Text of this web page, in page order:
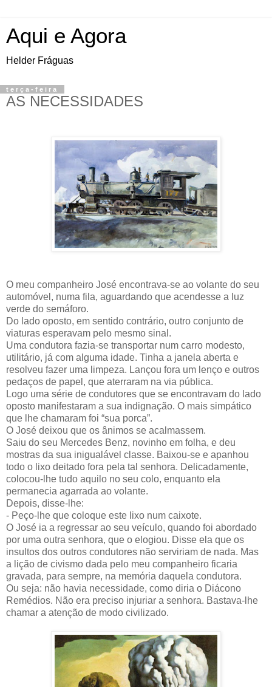
Aqui e Agora
Helder Fráguas
terça-feira
AS NECESSIDADES
O meu companheiro José encontrava-se ao volante do seu
automóvel, numa fila, aguardando que acendesse a luz
verde do semáforo.
Do lado oposto, em sentido contrário, outro conjunto de
viaturas esperavam pelo mesmo sinal.
Uma condutora fazia-se transportar num carro modesto,
utilitário, já com alguma idade. Tinha a janela aberta e
resolveu fazer uma limpeza. Lançou fora um lenço e outros
pedaços de papel, que aterraram na via pública.
Logo uma série de condutores que se encontravam do lado
oposto manifestaram a sua indignação. O mais simpático
que lhe chamaram foi “sua porca”.
O José deixou que os ânimos se acalmassem.
Saiu do seu Mercedes Benz, novinho em folha, e deu
mostras da sua inigualável classe. Baixou-se e apanhou
todo o lixo deitado fora pela tal senhora. Delicadamente,
colocou-lhe tudo aquilo no seu colo, enquanto ela
permanecia agarrada ao volante.
Depois, disse-lhe:
- Peço-lhe que coloque este lixo num caixote.
O José ia a regressar ao seu veículo, quando foi abordado
por uma outra senhora, que o elogiou. Disse ela que os
insultos dos outros condutores não serviriam de nada. Mas
a lição de civismo dada pelo meu companheiro ficaria
gravada, para sempre, na memória daquela condutora.
Ou seja: não havia necessidade, como diria o Diácono
Remédios. Não era preciso injuriar a senhora. Bastava-lhe
chamar a atenção de modo civilizado.